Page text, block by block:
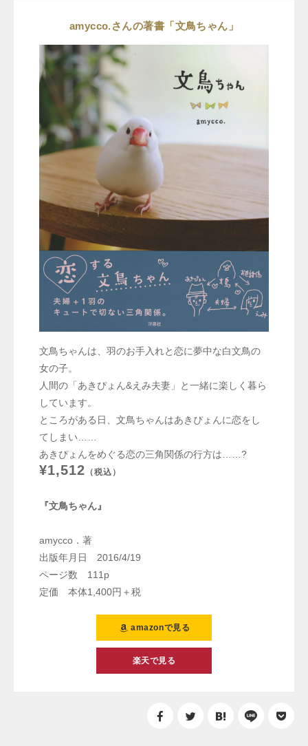
amycco.さんの著書「文鳥ちゃん」
文鳥ちゃんは、羽のお手入れと恋に夢中な白文鳥の
女の子。
人間の「あきぴょん&えみ夫妻」と一緒に楽しく暮ら
しています。
ところがある日、文鳥ちゃんはあきぴょんに恋をし
てしまい……
あきぴょんをめぐる恋の三角関係の行方は……?
¥1,512 （税込）
『文鳥ちゃん』
amycco．著
出版年月日 2016/4/19
ページ数 111p
定価 本体1,400円＋税
amazonで見る
楽天で見る